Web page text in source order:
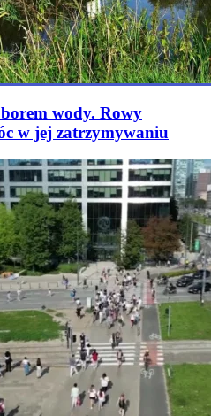
wody. Rowy
w jej zatrzymywaniu